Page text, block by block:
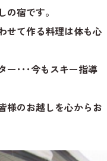
ー場
宿です。
せて作る料理は体も心
ー･･･今もスキー指導
様のお越しを心からお